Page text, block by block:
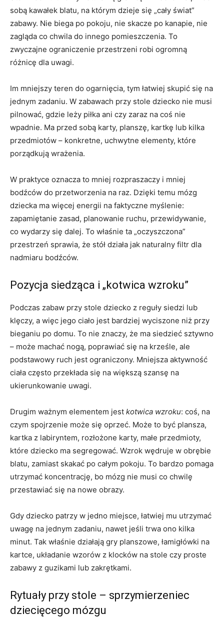
sobą kawałek blatu, na którym dzieje się „cały świat”
zabawy. Nie biega po pokoju, nie skacze po kanapie, nie
zagląda co chwila do innego pomieszczenia. To
zwyczajne ograniczenie przestrzeni robi ogromną
różnicę dla uwagi.
Im mniejszy teren do ogarnięcia, tym łatwiej skupić się na
jednym zadaniu. W zabawach przy stole dziecko nie musi
pilnować, gdzie leży piłka ani czy zaraz na coś nie
wpadnie. Ma przed sobą karty, planszę, kartkę lub kilka
przedmiotów – konkretne, uchwytne elementy, które
porządkują wrażenia.
W praktyce oznacza to mniej rozpraszaczy i mniej
bodźców do przetworzenia na raz. Dzięki temu mózg
dziecka ma więcej energii na faktyczne myślenie:
zapamiętanie zasad, planowanie ruchu, przewidywanie,
co wydarzy się dalej. To właśnie ta „oczyszczona”
przestrzeń sprawia, że stół działa jak naturalny filtr dla
nadmiaru bodźców.
Pozycja siedząca i „kotwica wzroku”
Podczas zabaw przy stole dziecko z reguły siedzi lub
klęczy, a więc jego ciało jest bardziej wyciszone niż przy
bieganiu po domu. To nie znaczy, że ma siedzieć sztywno
– może machać nogą, poprawiać się na krześle, ale
podstawowy ruch jest ograniczony. Mniejsza aktywność
ciała często przekłada się na większą szansę na
ukierunkowanie uwagi.
Drugim ważnym elementem jest kotwica wzroku: coś, na
czym spojrzenie może się oprzeć. Może to być plansza,
kartka z labiryntem, rozłożone karty, małe przedmioty,
które dziecko ma segregować. Wzrok wędruje w obrębie
blatu, zamiast skakać po całym pokoju. To bardzo pomaga
utrzymać koncentrację, bo mózg nie musi co chwilę
przestawiać się na nowe obrazy.
Gdy dziecko patrzy w jedno miejsce, łatwiej mu utrzymać
uwagę na jednym zadaniu, nawet jeśli trwa ono kilka
minut. Tak właśnie działają gry planszowe, łamigłówki na
kartce, układanie wzorów z klocków na stole czy proste
zabawy z guzikami lub zakrętkami.
Rytuały przy stole – sprzymierzeniec
dziecięcego mózgu